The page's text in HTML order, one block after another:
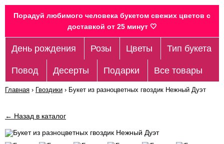
Порадуй любимого человека букетом свежих цветов c
доставкой от 25 минут 🤍
День рождения Розы Цветы Тип букета
Повод Десерты Подарки Все товары
Главная › Гвоздики › Букет из разноцветных гвоздик Нежный Дуэт
← Назад в каталог